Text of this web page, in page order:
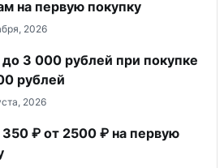
на первую покупку
2026
000 рублей при покупке
рублей
2026
₽ от 2500 ₽ на первую